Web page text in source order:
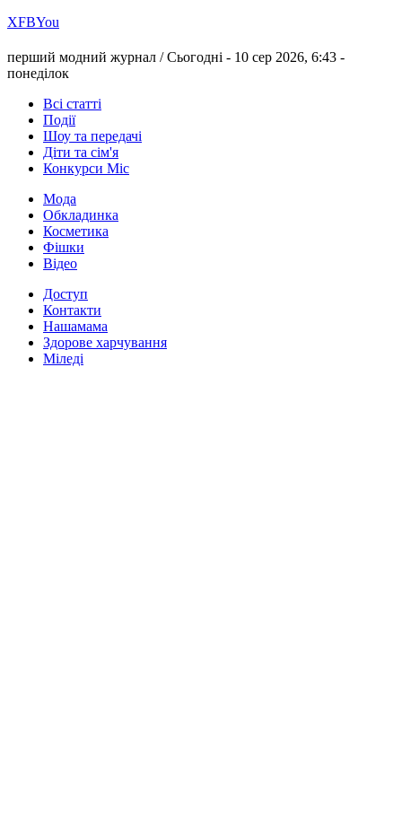
ХFBYou
перший модний журнал /Сьогодні - 10 сер 2026, 6:43 -
понеділок
Всі статті
Події
Шоу та передачі
Діти та сім'я
Конкурси Міс
Мода
Обкладинка
Косметика
Фішки
Відео
Доступ
Контакти
Нашамама
Здорове харчування
Міледі